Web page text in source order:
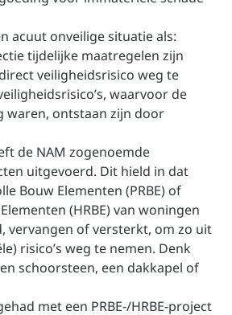
acuut onveilige situatie als:
tijdelijke maatregelen zijn
veiligheidsrisico weg te
waarvoor de
waren, ontstaan zijn door
de NAM zogenoemde
uitgevoerd. Dit hield in dat
Bouw Elementen (PRBE) of
(HRBE) van woningen
vervangen of versterkt, om zo uit
risico’s weg te nemen. Denk
schoorsteen, een dakkapel of
met een PRBE-/HRBE-project